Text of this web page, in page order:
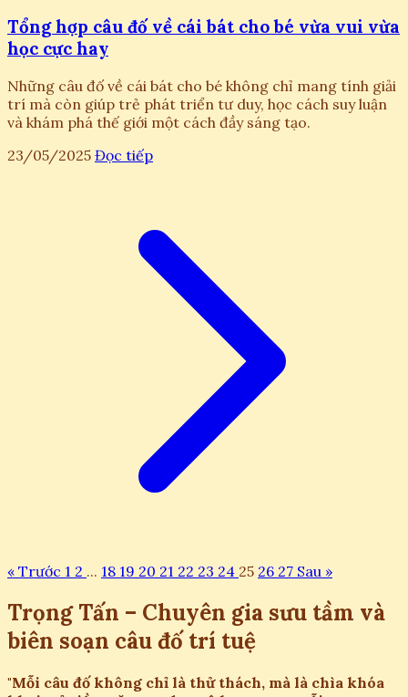
Tổng hợp câu đố về cái bát cho bé vừa vui vừa
học cực hay
Những câu đố về cái bát cho bé không chỉ mang tính giải
trí mà còn giúp trẻ phát triển tư duy, học cách suy luận
và khám phá thế giới một cách đầy sáng tạo.
23/05/2025 Đọc tiếp
« Trước 1 2 ... 18 19 20 21 22 23 24 25 26 27 Sau »
Trọng Tấn – Chuyên gia sưu tầm và
biên soạn câu đố trí tuệ
"Mỗi câu đố không chỉ là thử thách, mà là chìa khóa